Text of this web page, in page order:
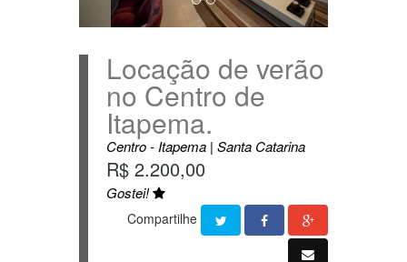
Locação de verão
no Centro de
Itapema.
Centro - Itapema | Santa Catarina
R$ 2.200,00
Gostei!
Compartilhe